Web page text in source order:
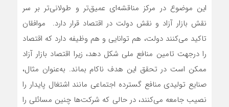
این موضوع در مرکز مناقشه‌‌‌ای عمیق‌‌‌تر و طولانی‌‌‌تر بر سر
نقش بازار آزاد و نقش دولت در اقتصاد قرار دارد. موافقان
تاکید می‌کنند دولت، هم توانایی و هم وظیفه دارد که اقتصاد
را درجهت تامین منافع ملی شکل دهد، زیرا اقتصاد بازار آزاد
ممکن است در تحقق این هدف ناکام بماند. به‌عنوان مثال،
صنایع تولیدی منافع گسترده اجتماعی مانند اشتغال پایدار را
نصیب جامعه می‌کنند، در حالی که شرکت‌ها چنین مسائلی را